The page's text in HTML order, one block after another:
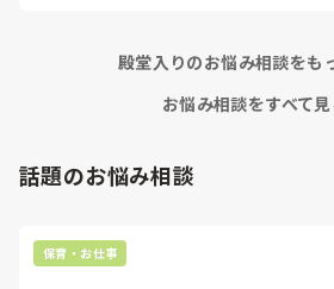
殿堂入りのお悩み相談をも
お悩み相談をすべて
話題のお悩み相談
保育・お仕事